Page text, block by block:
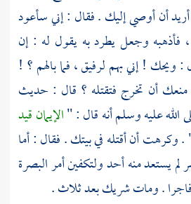
أريد أن أوصي إليك . فقال : إني سأعود
فأذهبه وجعل يطرد به يقول له : إن
: ويحك ! إني بهم لرفيق ، فما بالهم ؟ !
أن تخرج فتقتله ؟ قال : حديث
عليه وسلم أنه قال : "الإيمان قيد
وكرهت أن أقتله في بيتك . فقال : أما
يستعد منه أحد ولتكفين أمرالبصرة
فاجرا . وماتشريكبعد ثلاث .